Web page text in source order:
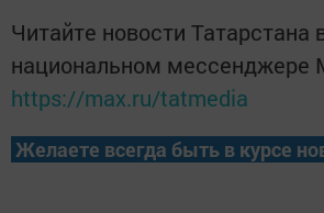
Читайте новости Татарстана
национальном мессенджере
https://max.ru/tatmedia
Желаете всегда быть в курсе